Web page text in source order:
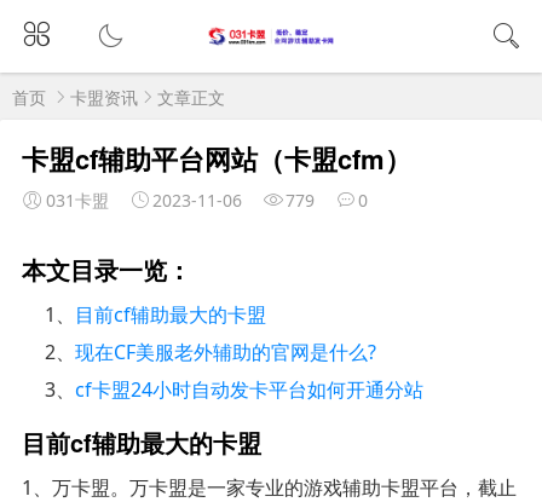
首页 卡盟资讯 文章正文
卡盟cf辅助平台网站（卡盟cfm）
031卡盟 2023-11-06 779 0
本文目录一览：
1、 目前cf辅助最大的卡盟
2、现在CF美服老外辅助的官网是什么?
3、cf卡盟24小时自动发卡平台如何开通分站
目前cf辅助最大的卡盟
1、万卡盟。万卡盟是一家专业的游戏辅助卡盟平台，截止